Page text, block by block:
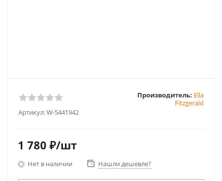
Артикул:W-5441942
Производитель: Ella
Fitzgerald
1 780 ₽/шт
Нет в наличии Нашли дешевле?